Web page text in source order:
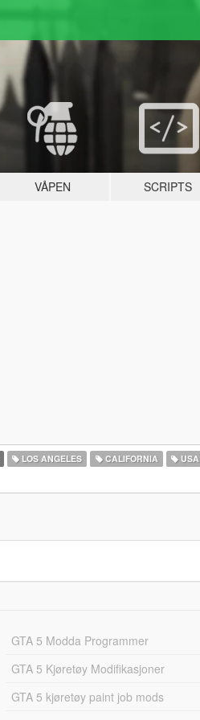
VÅPEN SCRIPTS
LOS ANGELES CALIFORNIA USA
GTA 5 Modda Programmer
GTA 5 Kjøretøy Modifikasjoner
GTA 5 kjøretøy paint job mods